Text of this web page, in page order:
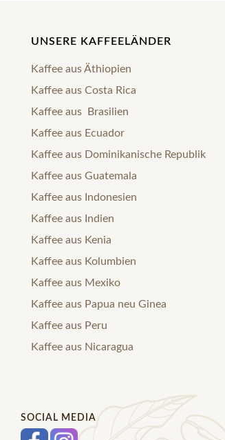
UNSERE KAFFEELÄNDER
Kaffee aus Äthiopien
Kaffee aus Costa Rica
Kaffee aus Brasilien
Kaffee aus Ecuador
Kaffee aus Dominikanische Republik
Kaffee aus Guatemala
Kaffee aus Indonesien
Kaffee aus Indien
Kaffee aus Kenia
Kaffee aus Kolumbien
Kaffee aus Mexiko
Kaffee aus Papua neu Ginea
Kaffee aus Peru
Kaffee aus Nicaragua
SOCIAL MEDIA